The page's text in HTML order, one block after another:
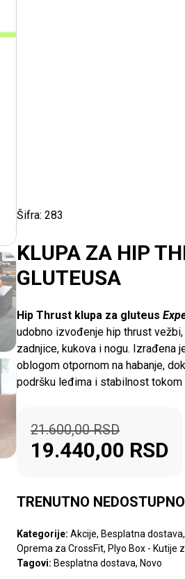
Šifra: 283
KLUPA ZA HIP
GLUTEUSA
Hip Thrust klupa za gluteus
udobno izvođenje hip thrust
zadnjice, kukova i nogu. Izrađena
oblogom otpornom na habanje,
podršku leđima i stabilnost
21.600,00RSD
19.440,00 RSD
TRENUTNO NEDOSTUPNO
Kategorije: Akcije, Besplatna dostava,
Oprema za CrossFit, Plyo Box - Kutije
Tagovi: Besplatna dostava, Novo